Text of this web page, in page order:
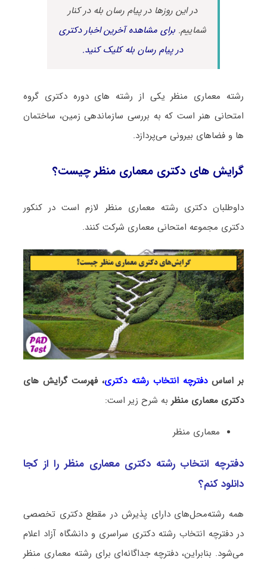
در این روزها در پیام رسان بله در کنار
شماییم.برای مشاهده آخرین اخبار دکتری
در پیام رسان بله کلیک کنید.
رشته معماری منظر یکی از رشته های دوره دکتری گروه
امتحانی هنر است که به بررسی سازماندهی زمین، ساختمان
ها و فضاهای بیرونی می‌پردازد.
گرایش های دکتری معماری منظر چیست؟
داوطلبان دکتری رشته معماری منظر لازم است در کنکور
دکتری مجموعه امتحانی معماری شرکت کنند.
بر اساسدفترچه انتخاب رشته دکتری، فهرست گرایش های
دکتری معماری منظر به شرح زیر است:
معماری منظر
دفترچه انتخاب رشته دکتری معماری منظر را از کجا
دانلود کنم؟
همه رشته‌محل‌های دارای پذیرش در مقطع دکتری تخصصی
در دفترچه انتخاب رشته دکتری سراسری و دانشگاه آزاد اعلام
می‌شود. بنابراین، دفترچه جداگانه‌ای برای رشته معماری منظر